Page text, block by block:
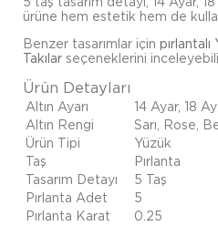
ürüne hem estetik hem de
Benzer tasarımlar için
Takılar seçeneklerini
Ürün Detayları
Altın Ayarı
14 Ayar, 18
Altın Rengi
Sarı, Rose,
Ürün Tipi
Yüzük
Taş
Pırlanta
Tasarım Detayı
5 Taş
Pırlanta Adet
5
Pırlanta Karat
0.25